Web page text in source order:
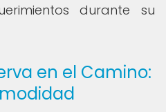
durante su
en el Camino: